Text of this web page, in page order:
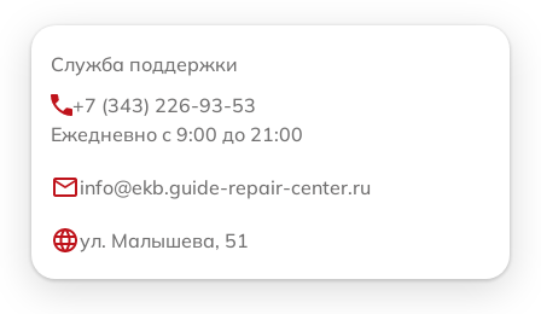
Служба поддержки
+7 (343) 226-93-53
Ежедневно с 9:00 до 21:00
info@ekb.guide-repair-center.ru
ул. Малышева, 51